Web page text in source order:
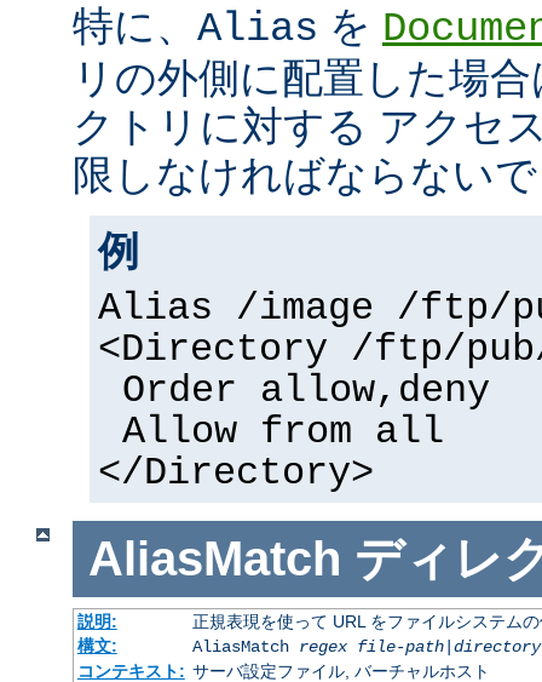
特に、 Alias を
リの外側に配置した場
クトリに対する アクセ
限しなければならない
例
Alias /image /ftp/
<Directory /ftp/pub/
Order allow,deny
Allow from all
</Directory>
AliasMatch ディレ
説明:
正規表現を使って URL をファイルシステム
構文:
AliasMatch regex file-path|
コンテキスト: サーバ設定ファイル, バーチャルホスト